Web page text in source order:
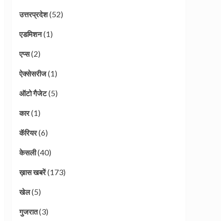
उत्तरप्रदेश(52)
एडमिशन(1)
एप्स(2)
ऐक्सेसरीज(1)
ऑटो गैजेट(5)
कार(1)
कॅरियर(6)
केसली(40)
ख़ास खबरें(173)
खेल(5)
गुजरात(3)